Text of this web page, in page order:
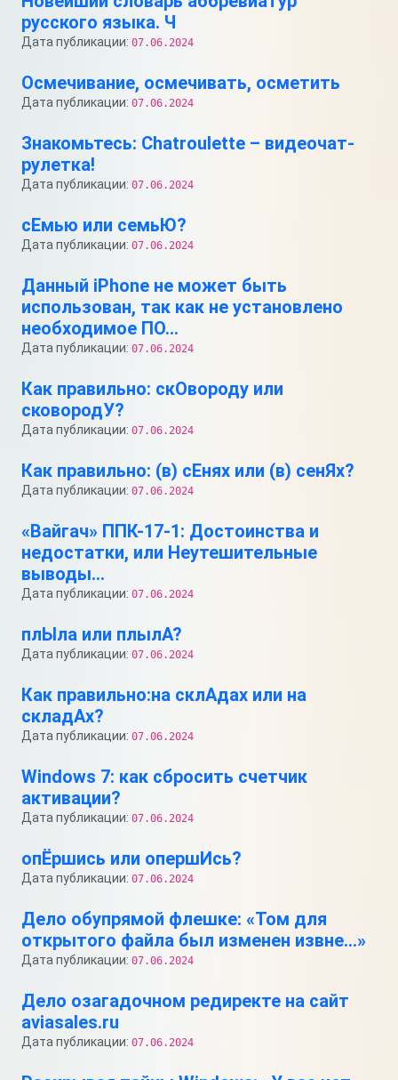
русского языка. Ч
Дата публикации: 07.06.2024
Осмечивание, осмечивать, осметить
Дата публикации: 07.06.2024
Знакомьтесь: Chatroulette – видеочат-
рулетка!
Дата публикации: 07.06.2024
сЕмью или семьЮ?
Дата публикации: 07.06.2024
Данный iPhone не может быть
использован, так как не установлено
необходимое ПО…
Дата публикации: 07.06.2024
Как правильно: скОвороду или
сковородУ?
Дата публикации: 07.06.2024
Как правильно: (в) сЕнях или (в) сенЯх?
Дата публикации: 07.06.2024
«Вайгач» ППК-17-1: Достоинства и
недостатки, или Неутешительные
выводы…
Дата публикации: 07.06.2024
плЫла или плылА?
Дата публикации: 07.06.2024
Как правильно:на склАдах или на
складАх?
Дата публикации: 07.06.2024
Windows 7: как сбросить счетчик
активации?
Дата публикации: 07.06.2024
опЁршись или опершИсь?
Дата публикации: 07.06.2024
Дело обупрямой флешке: «Том для
открытого файла был изменен извне…»
Дата публикации: 07.06.2024
Дело озагадочном редиректе на сайт
aviasales.ru
Дата публикации: 07.06.2024